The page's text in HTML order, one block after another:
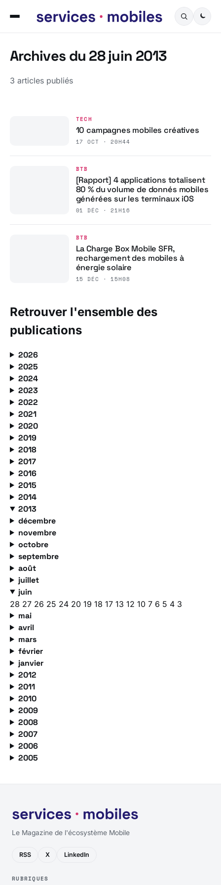
Archives du 28 juin 2013
3 articles publiés
TECH
10 campagnes mobiles créatives
17 OCT · 20H44
BTB
[Rapport] 4 applications totalisent
80 % du volume de donnés mobiles
générées sur les terminaux iOS
01 DÉC · 21H16
BTB
La Charge Box Mobile SFR,
rechargement des mobiles à
énergie solaire
15 DÉC · 15H08
Retrouver l'ensemble des
publications
2026
2025
2024
2023
2022
2021
2020
2019
2018
2017
2016
2015
2014
2013
décembre
novembre
octobre
septembre
août
juillet
juin
28 27 26 25 24 20 19 18 17 13 12 10 7 6 5 4 3
mai
avril
mars
février
janvier
2012
2011
2010
2009
2008
2007
2006
2005
Le Magazine de l'écosystème Mobile
RSS X LinkedIn
RUBRIQUES